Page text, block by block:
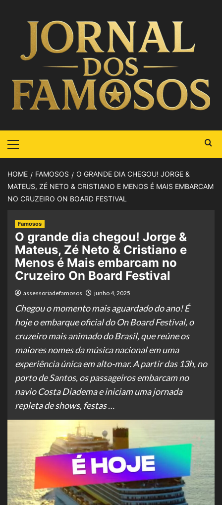
HOME FAMOSOS
O GRANDE DIA CHEGOU! JORGE &
MATEUS, ZÉ NETO & CRISTIANO E MENOS É MAIS EMBARCAM
NO CRUZEIRO ON BOARD FESTIVAL
Famosos
O grande dia chegou! Jorge &
Mateus, Zé Neto & Cristiano e
Menos é Mais embarcam no
Cruzeiro On Board Festival
assessoriadefamosos junho 4, 2025
Chegou o momento mais aguardado do ano! É
hoje o embarque oficial do On Board Festival, o
cruzeiro mais animado do Brasil, que reúne os
maiores nomes da música nacional em uma
experiência única em alto-mar. A partir das 13h, no
porto de Santos, os passageiros embarcam no
navio Costa Diadema e iniciam uma jornada
repleta de shows, festas …